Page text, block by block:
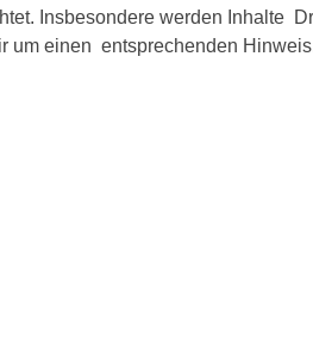
Insbesondere werden Inhalte
um einen entsprechenden